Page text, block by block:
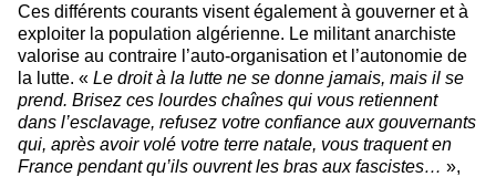
Ces différents courants visent également à gouverner et à
exploiter la population algérienne. Le militant anarchiste
valorise au contraire l’auto-organisation et l’autonomie de
la lutte. « Le droit à la lutte ne se donne jamais, mais il se
prend. Brisez ces lourdes chaînes qui vous retiennent
dans l’esclavage, refusez votre confiance aux gouvernants
qui, après avoir volé votre terre natale, vous traquent en
France pendant qu’ils ouvrent les bras aux fascistes… »,